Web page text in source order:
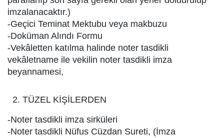
imzalanacaktır.)
-Geçici Teminat Mektubu veya makbuzu
-Doküman Alındı Formu
-Vekâletten katılma halinde noter tasdikli
vekâletname ile vekilin noter tasdikli imza
beyannamesi,
TÜZEL KİŞİLERDEN
-Noter tasdikli imza sirküleri
-Noter tasdikli Nüfus Cüzdan Sureti, (İmza